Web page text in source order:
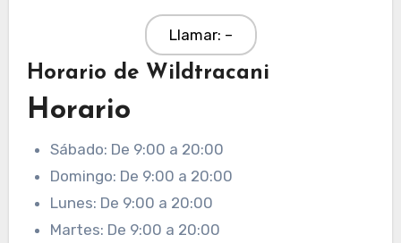
Llamar: –
Horario de Wildtracani
Horario
Sábado: De 9:00 a 20:00
Domingo: De 9:00 a 20:00
Lunes: De 9:00 a 20:00
Martes: De 9:00 a 20:00